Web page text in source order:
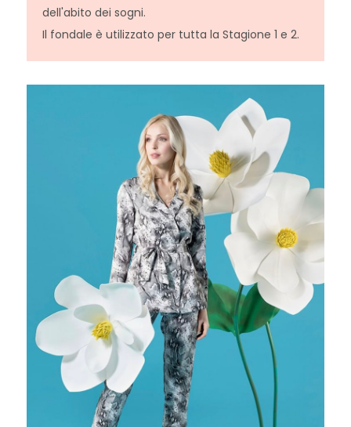
dell'abito dei sogni.
Il fondale è utilizzato per tutta la Stagione 1 e 2.